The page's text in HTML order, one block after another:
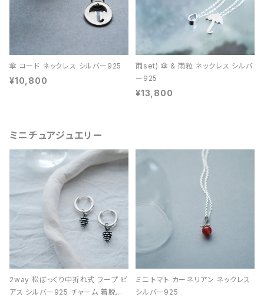
傘 コード ネックレス シルバー925
¥10,800
雨set) 傘 & 雨粒 ネックレス シルバ
ー925
¥13,800
ミニチュアジュエリー
2way 松ぼっくり中折れ式 フープ ピ
アス シルバー925 チャーム 着脱可
ミニ トマト カーネリアン ネックレス
シルバー925